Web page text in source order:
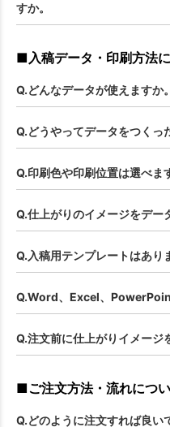
すか。
■入稿データ・印刷方法
Q.どんなデータが使えますか。
Q.どうやってデータをつくっ
Q.印刷色や印刷位置は選べま
Q.仕上がりのイメージをデー
Q.入稿用テンプレートはあり
Q.Word、Excel、
Q.注文前に仕上がりイメージ
■ご注文方法・流れにつ
Q.どのように注文すれば良い